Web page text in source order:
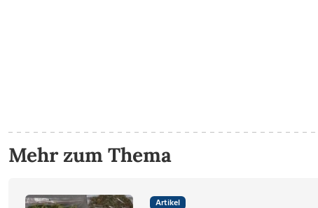
Mehr zum Thema
Artikel